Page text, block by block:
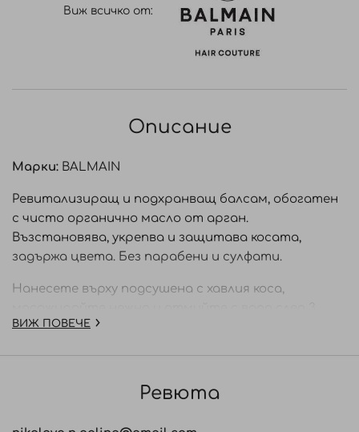
Виж всичко от:
Описание
Марки: BALMAIN
Ревитализиращ и подхранващ балсам, обогатен
с чисто органично масло от арган.
Възстановява, укрепва и защитава косата,
задържа цвета. Без парабени и сулфати.
Нанесете върху подсушена с хавлия коса,
минути.
Ingredients: Aqua/Water, Cetearyl Alcohol,
ВИЖ ПОВЕЧЕ
Ревюта